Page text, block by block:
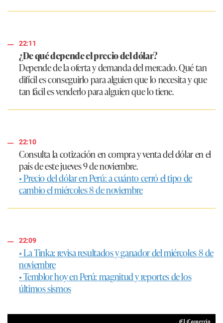
22:11
¿De qué depende el precio del dólar?
Depende de la oferta y demanda del mercado. Qué tan
difícil es conseguirlo para alguien que lo necesita y que
tan fácil es venderlo para alguien que lo tiene.
22:10
Consulta la cotización en compra y venta del dólar en el
país de este jueves 9 de noviembre.
• Precio del dólar en Perú: a cuánto cerró el tipo de
cambio el miércoles 8 de noviembre
22:09
• La Tinka: revisa resultados y ganador del miércoles 8 de
noviembre
• Temblor hoy en Perú: magnitud y reportes de los
últimos sismos